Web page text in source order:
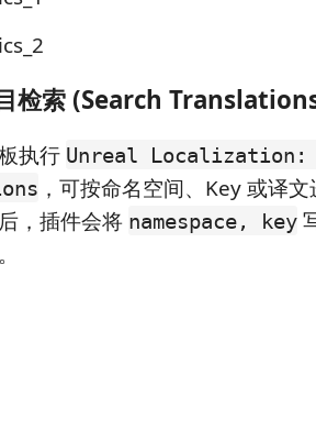
检索 (Search
执行 Unreal Localization:
，可按命名空间、Key 或译
，插件会将 namespace, key